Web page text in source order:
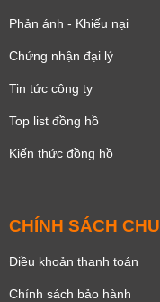
Phản ánh - Khiếu nại
Chứng nhận đại lý
Tin tức công ty
Top list đồng hồ
Kiến thức đồng hồ
CHÍNH SÁCH
Điều khoản thanh toán
Chính sách bảo hành